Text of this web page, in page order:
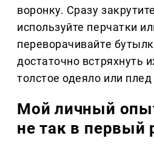
воронку. Сразу
используйте перчатки
переворачивайте
достаточно встряхнуть
толстое одеяло или плед
Мой личный
не так в первый